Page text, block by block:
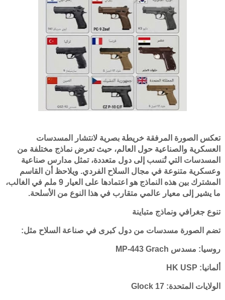
تعكس الصورة المرفقة خريطة بصرية لانتشار المسدسات
العسكرية والصناعية حول العالم، حيث تعرض نماذج مختلفة من
المسدسات التي تُنسب إلى دول متعددة، تمثل مدارس صناعية
وعسكرية متنوعة في مجال السلاح الفردي. ويلاحظ أن القاسم
المشترك بين هذه النماذج هو اعتمادها على العيار 9 ملم في الغالب،
ما يشير إلى معيار عالمي متقارب في هذا النوع من الأسلحة.
تنوع جغرافي ونماذج متباينة
تضم الصورة مسدسات من دول كبرى في صناعة السلاح مثل:
روسيا: مسدس MP-443 Grach
ألمانيا: HK USP
الولايات المتحدة: Glock 17